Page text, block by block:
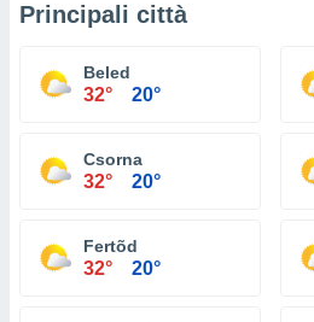
Principali città
Beled
32° 20°
Csorna
32° 20°
Fertõd
32° 20°